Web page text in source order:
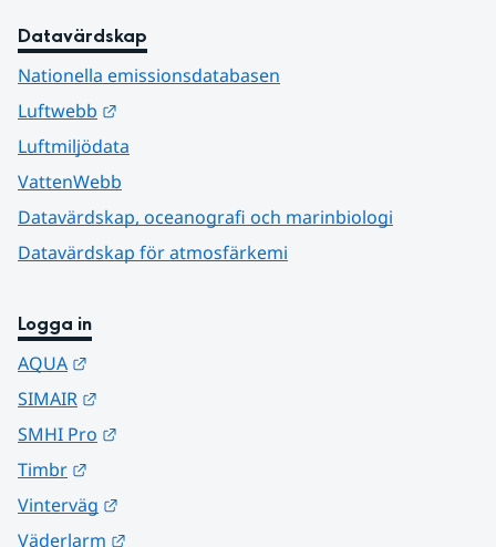
Datavärdskap
Nationella emissionsdatabasen
Luftwebb
Luftmiljödata
VattenWebb
Datavärdskap, oceanografi och marinbiologi
Datavärdskap för atmosfärkemi
Logga in
AQUA
SIMAIR
SMHI Pro
Timbr
Vinterväg
Väderlarm